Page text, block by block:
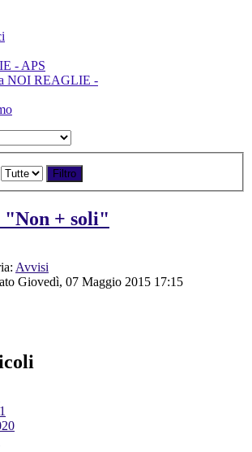
- APS
NOI REAGLIE -
Filtro
"Non + soli"
Avvisi
Giovedì, 07 Maggio 2015 17:15